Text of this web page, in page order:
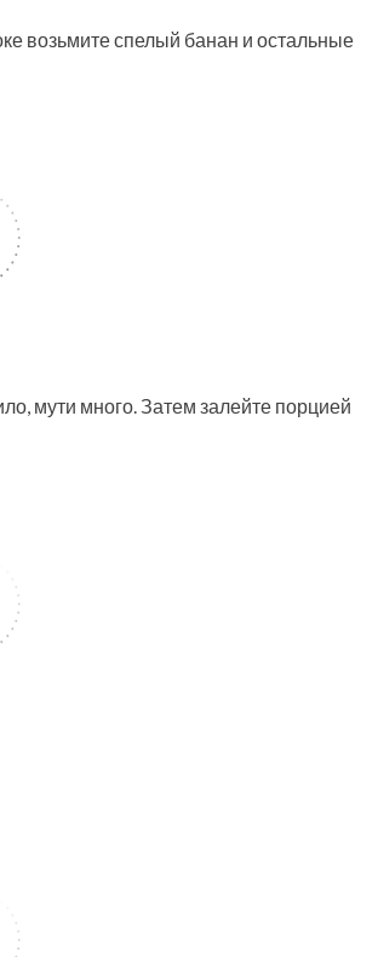
возьмите спелый банан и остальные
мути много. Затем залейте порцией